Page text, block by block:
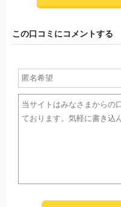
この口コミにコメントする